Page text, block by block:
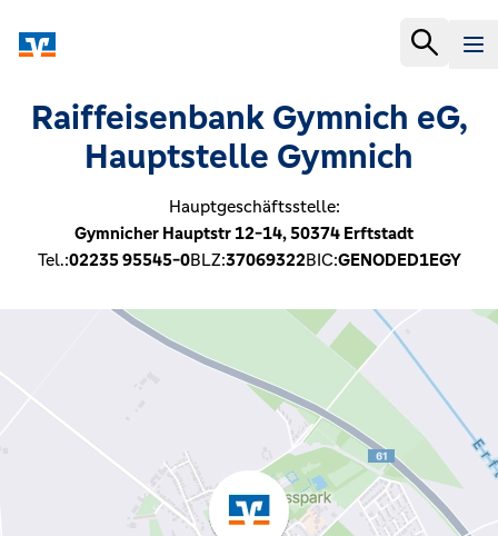
Raiffeisenbank Gymnich eG,
Hauptstelle Gymnich
Hauptgeschäftsstelle:
Gymnicher Hauptstr 12-14,50374 Erftstadt
Tel.:02235 95545-0BLZ:37069322BIC:GENODED1EGY